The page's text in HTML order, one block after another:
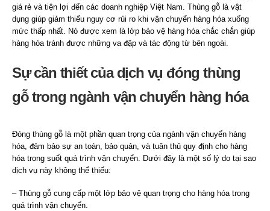
giá rẻ và tiện lợi đến các doanh nghiệp Việt Nam. Thùng gỗ là vật
dụng giúp giảm thiểu nguy cơ rủi ro khi vận chuyển hàng hóa xuống
mức thấp nhất. Nó được xem là lớp bảo vệ hàng hóa chắc chắn giúp
hàng hóa tránh được những va đập và tác động từ bên ngoài.
Sự cần thiết của dịch vụ đóng thùng
gỗ trong ngành vận chuyển hàng hóa
Đóng thùng gỗ là một phần quan trọng của ngành vận chuyển hàng
hóa, đảm bảo sự an toàn, bảo quản, và tuân thủ quy định cho hàng
hóa trong suốt quá trình vận chuyển. Dưới đây là một số lý do tại sao
dịch vụ này không thể thiếu:
– Thùng gỗ cung cấp một lớp bảo vệ quan trọng cho hàng hóa trong
quá trình vận chuyển.